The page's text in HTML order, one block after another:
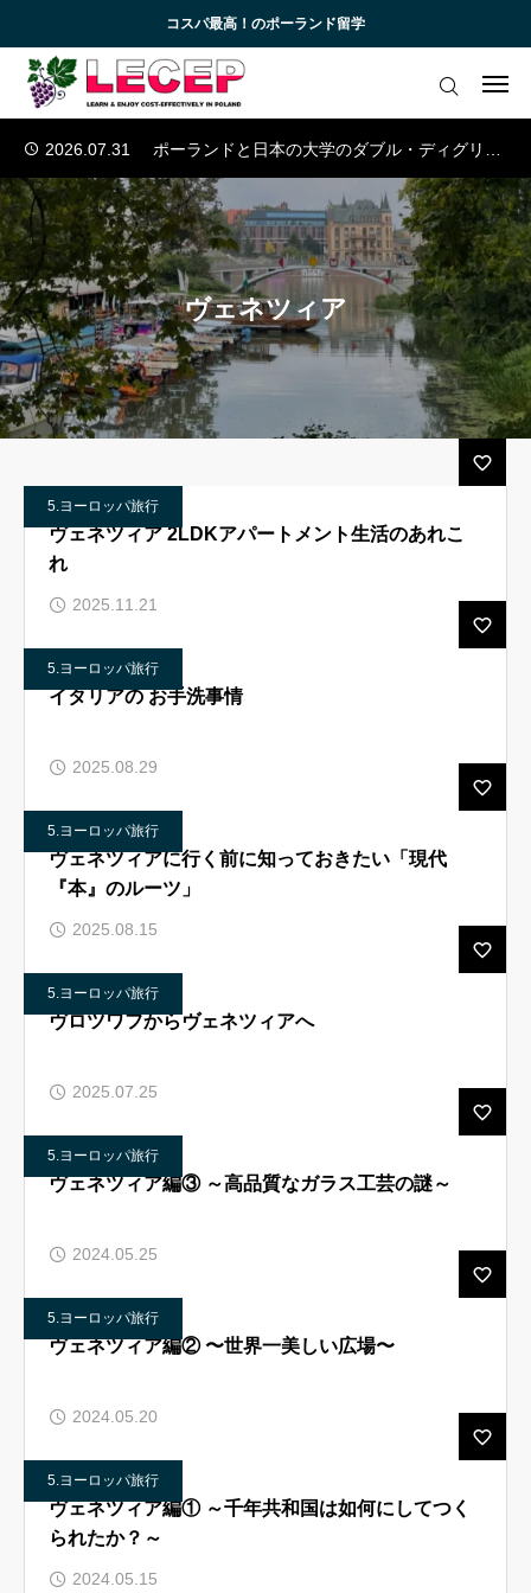
コスパ最高！のポーランド留学
2026.07.03
ウッチ工科大学の産学連携
2026.07.31
2026.07.17
『コラム』AIの時代に選ぶべき学部とは？
2026.07.10
欧州の医学部への留学
2026.07.03
ウッチ工科大学の産学連携
2026.08.07
ポーランド日本情報工科大学の英語コース
2026.07.31
ポーランドと日本の大学のダブル・ディグリー・プログラム
ヴェネツィア
5.ヨーロッパ旅行
ヴェネツィア 2LDKアパートメント生活のあれこ
れ
2025.11.21
5.ヨーロッパ旅行
イタリアの お手洗事情
2025.08.29
5.ヨーロッパ旅行
ヴェネツィアに行く前に知っておきたい「現代
『本』のルーツ」
2025.08.15
5.ヨーロッパ旅行
ヴロツワフからヴェネツィアへ
2025.07.25
5.ヨーロッパ旅行
ヴェネツィア編③ ～高品質なガラス工芸の謎～
2024.05.25
5.ヨーロッパ旅行
ヴェネツィア編② 〜世界一美しい広場〜
2024.05.20
5.ヨーロッパ旅行
ヴェネツィア編① ～千年共和国は如何にしてつく
られたか？～
2024.05.15
ログイン
アカデミック英語トレーニング
無料会員向けコンテンツと受講生向けサイト
ブログ 一覧
受講生様専用サイト
お知らせ一覧
よくあるご質問 (FAQ)
ルセップについて
アカデミック英語トレーニング
無料会員向けコンテンツと受講生向けサイト
お問い合わせ フォーム
よくある ご質問（FAQ）
お知らせ
プライバシーポリシー